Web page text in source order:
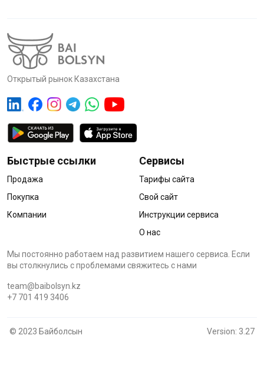
Открытый рынок Казахстана
Быстрые ссылки
Продажа
Покупка
Компании
Сервисы
Тарифы сайта
Свой сайт
Инструкции сервиса
О нас
Мы постоянно работаем над развитием нашего сервиса. Если
вы столкнулись с проблемами cвяжитесь с нами
team@baibolsyn.kz
+7 701 419 3406
© 2023 Байболсын Version: 3.27